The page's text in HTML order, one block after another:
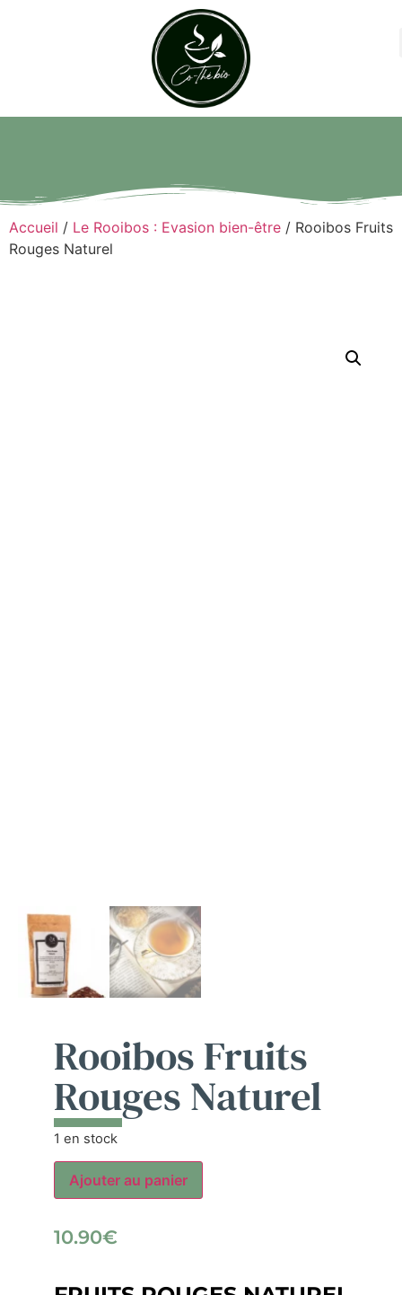
Accueil / Le Rooibos : Evasion bien-être / Rooibos Fruits
Rouges Naturel
Rooibos Fruits
Rouges Naturel
1 en stock
Ajouter au panier
10.90€